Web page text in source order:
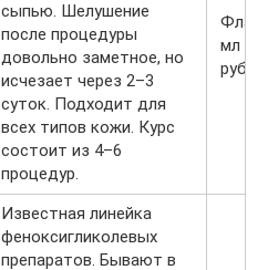
сыпью. Шелушение
после процедуры
довольно заметное, но
исчезает через 2–3
суток. Подходит для
всех типов кожи. Курс
состоит из 4–6
процедур.
мл —
руб.
Известная линейка
феноксигликолевых
препаратов. Бывают в